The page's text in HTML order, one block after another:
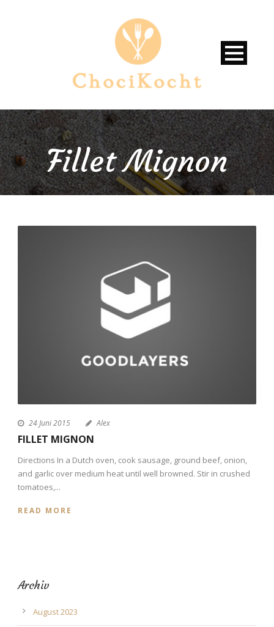
Fillet Mignon
24 Juni 2015 Alex
FILLET MIGNON
Directions In a Dutch oven, cook sausage, ground beef, onion,
and garlic over medium heat until well browned. Stir in crushed
tomatoes,...
READ MORE
Archiv
August 2023